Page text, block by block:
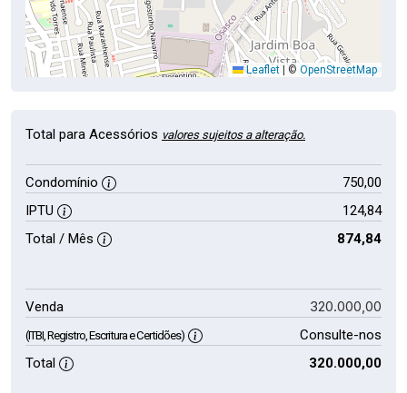
Leaflet © OpenStreetMap
Total para Acessórios valores sujeitos a alteração.
Condomínio
750,00
IPTU
124,84
Total / Mês
874,84
Venda 320.000,00
(ITBI, Registro, Escritura e Certidões)
Consulte-nos
Total
320.000,00